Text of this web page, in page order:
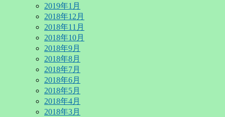
2019年1月
2018年12月
2018年11月
2018年10月
2018年9月
2018年8月
2018年7月
2018年6月
2018年5月
2018年4月
2018年3月